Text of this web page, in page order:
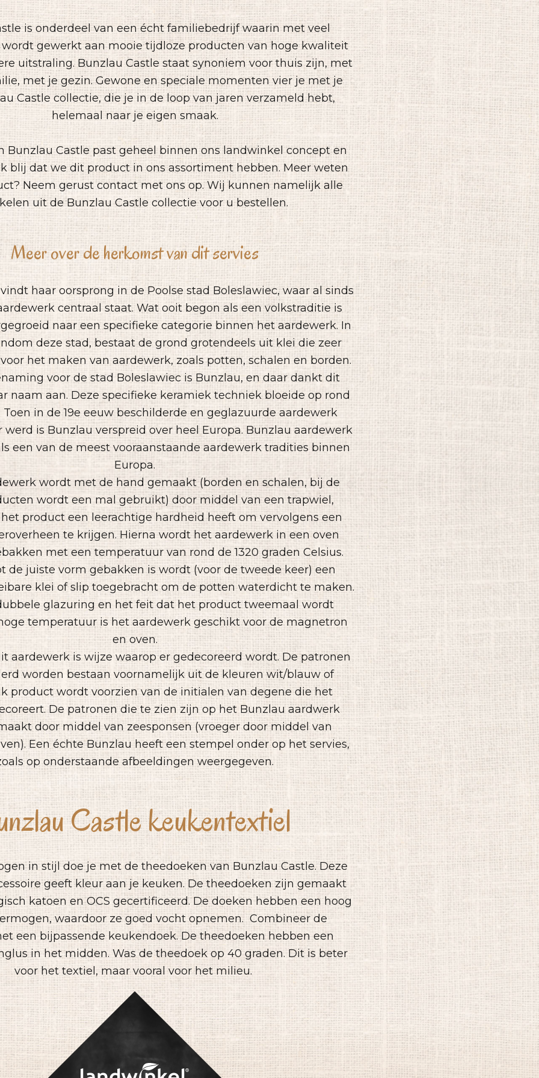
is onderdeel van een écht familiebedrijf waarin met veel
gewerkt aan mooie tijdloze producten van hoge kwaliteit
uitstraling. Bunzlau Castle staat synoniem voor thuis zijn, met
met je gezin. Gewone en speciale momenten vier je met je
Castle collectie, die je in de loop van jaren verzameld hebt,
helemaal naar je eigen smaak.
Bunzlau Castle past geheel binnen ons landwinkel concept en
blij dat we dit product in ons assortiment hebben. Meer weten
Neem gerust contact met ons op. Wij kunnen namelijk alle
uit de Bunzlau Castle collectie voor u bestellen.
Meer over de herkomst van dit servies
haar oorsprong in de Poolse stad Boleslawiec, waar al sinds
centraal staat. Wat ooit begon als een volkstraditie is
naar een specifieke categorie binnen het aardewerk. In
deze stad, bestaat de grond grotendeels uit klei die zeer
het maken van aardewerk, zoals potten, schalen en borden.
voor de stad Boleslawiec is Bunzlau, en daar dankt dit
naam aan. Deze specifieke keramiek techniek bloeide op rond
Toen in de 19e eeuw beschilderde en geglazuurde aardewerk
werd is Bunzlau verspreid over heel Europa. Bunzlau aardewerk
een van de meest vooraanstaande aardewerk tradities binnen
Europa.
wordt met de hand gemaakt (borden en schalen, bij de
wordt een mal gebruikt) door middel van een trapwiel,
product een leerachtige hardheid heeft om vervolgens een
te krijgen. Hierna wordt het aardewerk in een oven
met een temperatuur van rond de 1320 graden Celsius.
de juiste vorm gebakken is wordt (voor de tweede keer) een
klei of slip toegebracht om de potten waterdicht te maken.
glazuring en het feit dat het product tweemaal wordt
temperatuur is het aardewerk geschikt voor de magnetron
en oven.
aardewerk is wijze waarop er gedecoreerd wordt. De patronen
worden bestaan voornamelijk uit de kleuren wit/blauw of
product wordt voorzien van de initialen van degene die het
De patronen die te zien zijn op het Bunzlau aardwerk
door middel van zeesponsen (vroeger door middel van
Een échte Bunzlau heeft een stempel onder op het servies,
op onderstaande afbeeldingen weergegeven.
Castle keukentextiel
in stijl doe je met de theedoeken van Bunzlau Castle. Deze
geeft kleur aan je keuken. De theedoeken zijn gemaakt
katoen en OCS gecertificeerd. De doeken hebben een hoog
waardoor ze goed vocht opnemen. Combineer de
een bijpassende keukendoek. De theedoeken hebben een
in het midden. Was de theedoek op 40 graden. Dit is beter
voor het textiel, maar vooral voor het milieu.